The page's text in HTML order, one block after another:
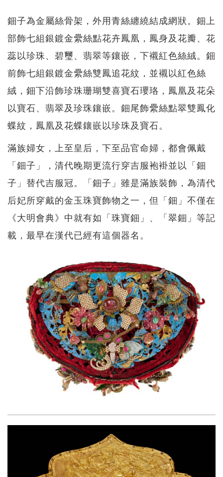
鈿子為金屬絲骨架，外用青絲纏繞結成網狀。鈿上
部飾七組銀鍍金纍絲點花卉鳳凰，鳳身及花瓣、花
蕊以珍珠、碧璽、翡翠等鑲嵌，下襯紅色絲絨。鈿
前飾七組銀鍍金纍絲雙鳳追花紋，並襯以紅色絲
絨，鈿下沿飾珍珠珊瑚雙喜寶石瓔珞，鳳凰及花朵
以寶石、翡翠及珍珠鑲嵌。鈿尾飾纍絲點翠雙鳳化
蝶紋，鳳凰及花蝶鑲嵌以珍珠及寶石。
滿族婦女，上至皇后，下至品官命婦，都會佩戴
「鈿子」，清代晚期更流行穿吉服袍褂並以「鈿
子」替代吉服冠。「鈿子」雖是滿族裝飾，為清代
后妃所穿戴的金玉珠寶飾物之一，但「鈿」不僅在
《大明會典》中就有如「珠寶鈿」、「翠鈿」等記
載，最早在漢代已經有這個器名。